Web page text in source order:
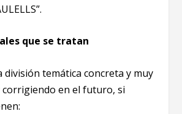
que se tratan
división temática concreta y muy
en el futuro, si